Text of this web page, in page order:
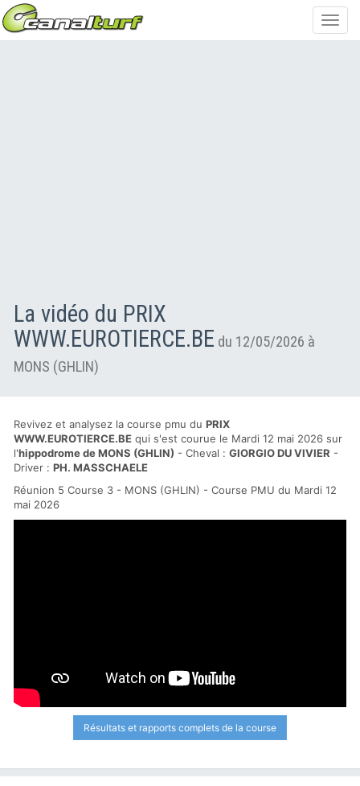
La vidéo du PRIX
WWW.EUROTIERCE.BE du 12/05/2026 à
MONS (GHLIN)
Revivez et analysez la course pmu du PRIX
WWW.EUROTIERCE.BE qui s'est courue le Mardi 12 mai 2026 sur
l'hippodrome de MONS (GHLIN) - Cheval : GIORGIO DU VIVIER -
Driver : PH. MASSCHAELE
Réunion 5 Course 3 - MONS (GHLIN) - Course PMU du Mardi 12
mai 2026
Résultats et rapports complets de la course